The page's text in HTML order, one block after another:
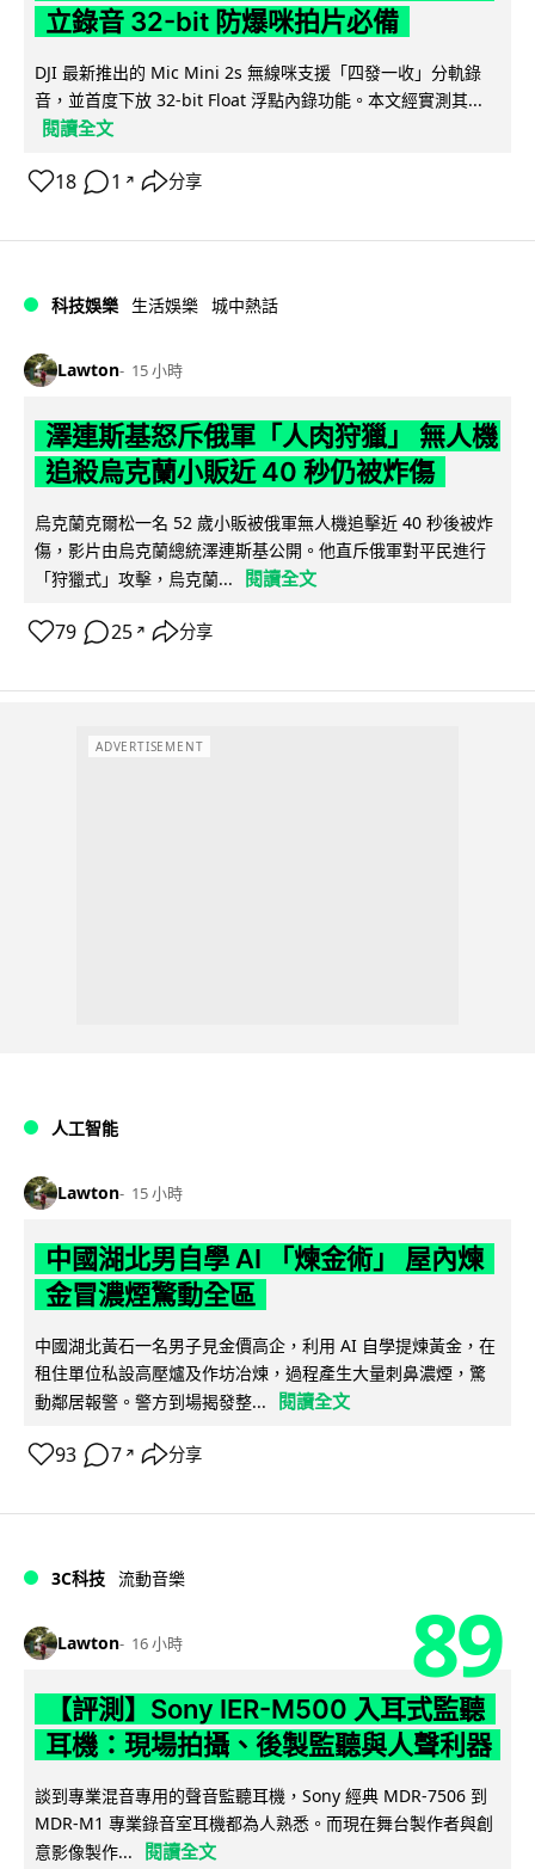
立錄音 32-bit 防爆咪拍片必備
DJI 最新推出的 Mic Mini 2s 無線咪支援「四發一收」分軌錄
音，並首度下放 32-bit Float 浮點內錄功能。本文經實測其...
閱讀全文
18 1 ↗ 分享
科技娛樂 生活娛樂 城中熱話
Lawton 15 小時
澤連斯基怒斥俄軍「人肉狩獵」 無人機
追殺烏克蘭小販近 40 秒仍被炸傷
烏克蘭克爾松一名 52 歲小販被俄軍無人機追擊近 40 秒後被炸
傷，影片由烏克蘭總統澤連斯基公開。他直斥俄軍對平民進行
「狩獵式」攻擊，烏克蘭...
閱讀全文
79 25 ↗ 分享
ADVERTISEMENT
人工智能
Lawton 15 小時
中國湖北男自學 AI 「煉金術」 屋內煉
金冒濃煙驚動全區
中國湖北黃石一名男子見金價高企，利用 AI 自學提煉黃金，在
租住單位私設高壓爐及作坊冶煉，過程產生大量刺鼻濃煙，驚
動鄰居報警。警方到場揭發整...
閱讀全文
93 7 ↗ 分享
3C科技 流動音樂
Lawton 16 小時 89
【評測】Sony IER-M500 入耳式監聽
耳機：現場拍攝、後製監聽與人聲利器
談到專業混音專用的聲音監聽耳機，Sony 經典 MDR-7506 到
MDR-M1 專業錄音室耳機都為人熟悉。而現在舞台製作者與創
意影像製作...
閱讀全文